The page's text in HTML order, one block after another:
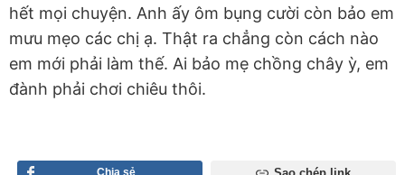
hết mọi chuyện. Anh ấy ôm bụng cười còn bảo em
mưu mẹo các chị ạ. Thật ra chẳng còn cách nào
em mới phải làm thế. Ai bảo mẹ chồng chây ỳ, em
đành phải chơi chiêu thôi.
Chia sẻ